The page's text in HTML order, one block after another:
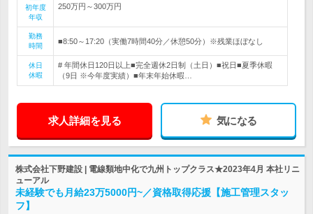
初年度
年収
250万円～300万円
勤務
時間
■8:50～17:20（実働7時間40分／休憩50分）※残業ほぼなし
休日
休暇
# 年間休日120日以上■完全週休2日制（土日）■祝日■夏季休暇
（9日 ※今年度実績）■年末年始休暇…
求人詳細を見る 気になる
株式会社下野建設 | 電線類地中化で九州トップクラス★2023年4月 本社リニ
ューアル
未経験でも月給23万5000円~／資格取得応援【施工管理スタッ
フ】